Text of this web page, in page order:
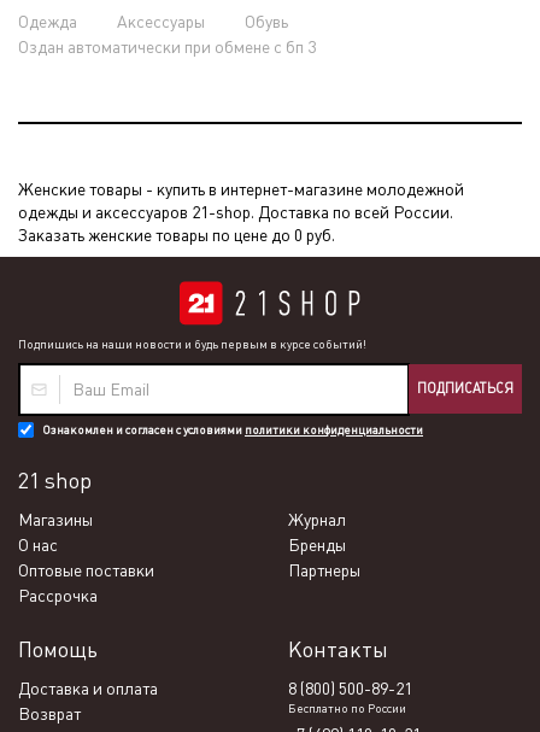
Одежда Аксессуары
Обувь
Оздан автоматически при обмене с бп 3
Женские товары - купить в интернет-магазине молодежной
одежды и аксессуаров 21-shop. Доставка по всей России.
Заказать женские товары по цене до 0 руб.
Подпишись на наши новости и будь первым в курсе событий!
ПОДПИСАТЬСЯ
Ознакомлен и согласен с условиями политики конфиденциальности
21 shop
Магазины
Журнал
О нас
Бренды
Оптовые поставки
Партнеры
Рассрочка
Помощь
Доставка и оплата
Возврат
Контакты
8 (800) 500-89-21
Бесплатно по России